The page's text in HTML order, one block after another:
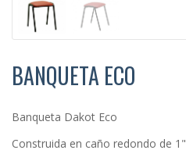
BANQUETA ECO
Banqueta Dakot Eco
Construida en caño redondo de 1"